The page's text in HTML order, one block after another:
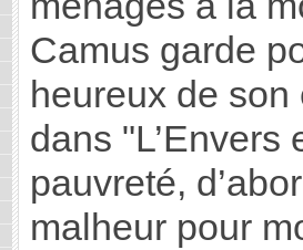
Camus garde
heureux de
dans "L’Envers
pauvreté,
malheur pour